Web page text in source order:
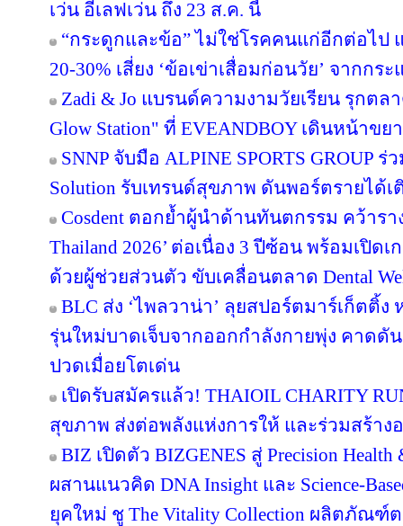
เว่น อีเลฟเว่น ถึง 23 ส.ค. นี้
“กระดูกและข้อ” ไม่ใช่โรคคนแก่อีกต่อไป
20-30% เสี่ยง ‘ข้อเข่าเสื่อมก่อนวัย’ จากกร
Zadi & Jo แบรนด์ความงามวัยเรียน รุกตลา
Glow Station" ที่ EVEANDBOY เดินหน้าข
SNNP จับมือ ALPINE SPORTS GROUP
Solution รับเทรนด์สุขภาพ ดันพอร์ตรายได้เ
Cosdent ตอกย้ำผู้นำด้านทันตกรรม คว้าราง
Thailand 2026’ ต่อเนื่อง 3 ปีซ้อน พร้อมเปิด
ด้วยผู้ช่วยส่วนตัว ขับเคลื่อนตลาด Dental
BLC ส่ง ‘ไพลวาน่า’ ลุยสปอร์ตมาร์เก็ตติ้ง
รุ่นใหม่บาดเจ็บจากออกกำลังกายพุ่ง คาด
ปวดเมื่อยโตเด่น
เปิดรับสมัครแล้ว! THAIOIL CHARITY
สุขภาพ ส่งต่อพลังแห่งการให้ และร่วมสร้าง
BIZ เปิดตัว BIZGENES สู่ Precision
ผสานแนวคิด DNA Insight และ Science-
ยุคใหม่ ชู The Vitality Collection ผลิตภัณ